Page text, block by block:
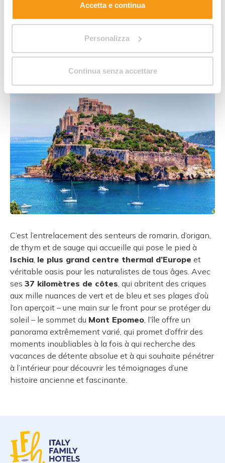
Accetta e continua
Personalizza
Continua senza accettare
Découvrir Île d’Ischia
C’est l’entrelacement des senteurs de romarin, d’origan,
de thym et de sauge qui accueille qui pose le pied à
Ischia le plus grand centre thermal d’Europe et
véritable oasis pour les naturalistes de tous âges. Avec
ses 37 kilomètres de côtes , qui abritent des criques
aux mille nuances de vert et de bleu et ses plages d’où
l’on aperçoit – une main sur le front pour se protéger du
soleil – le sommet du Mont Epomeo , l’île offre un
panorama extrêmement varié, qui promet d’offrir des
moments inoubliables à la fois à qui recherche des
vacances de détente absolue et à qui souhaite pénétrer
à l’intérieur pour découvrir les témoignages d’une
histoire ancienne et fascinante.